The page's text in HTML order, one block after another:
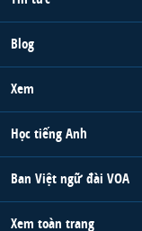
Blog
Xem
Học tiếng Anh
Ban Việt ngữ đài VOA
Xem toàn trang